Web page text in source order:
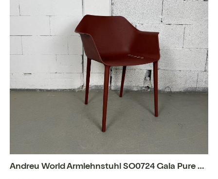
Andreu World Armlehnstuhl SO0724 Gala Pure ECO